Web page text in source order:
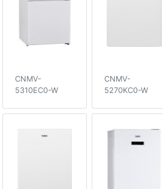
CNMV-
5310EC0-W
CNMV-
5270KC0-W